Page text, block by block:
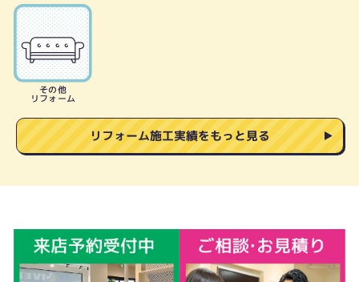
その他
リフォーム
リフォーム施工実績をもっと見る